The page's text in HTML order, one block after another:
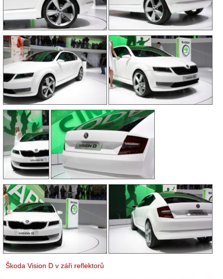
Škoda Vision D v záři reflektorů